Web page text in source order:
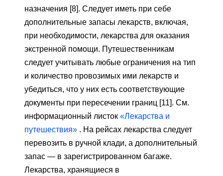
назначения [8]. Следует иметь при себе
дополнительные запасы лекарств, включая,
при необходимости, лекарства для оказания
экстренной помощи. Путешественникам
следует учитывать любые ограничения на тип
и количество провозимых ими лекарств и
убедиться, что у них есть соответствующие
документы при пересечении границ [11]. См.
информационный листок «Лекарства и
путешествия» . На рейсах лекарства следует
перевозить в ручной клади, а дополнительный
запас — в зарегистрированном багаже.
Лекарства, хранящиеся в